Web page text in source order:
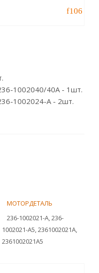
1002040/40А - 1шт.
1002024-А - 2шт.
МОТОРДЕТАЛЬ
236-1002021-А, 236-
1002021-А5, 2361002021А,
2361002021А5